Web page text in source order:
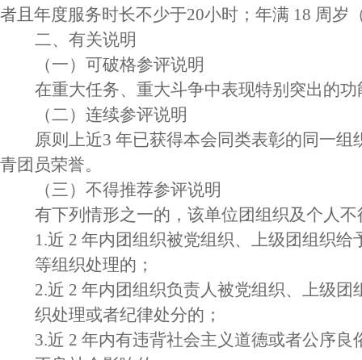
者且年度服务时长不少于20小时；年满 18 周岁
二、有关说明
（一）可破格参评说明
在重大任务、重大斗争中表现特别突出的
（二）连续参评说明
原则上近3 年已获得本会同类表彰的同一
青团员荣誉。
（三）不得推荐参评说明
有下列情形之一的，该单位团组织及个人
1.近 2 年内团组织被党组织、上级团组织给
等组织处理的；
2.近 2 年内团组织负责人被党组织、上级团
织处理或者纪律处分的；
3.近 2 年内有违背社会主义道德或者公序良